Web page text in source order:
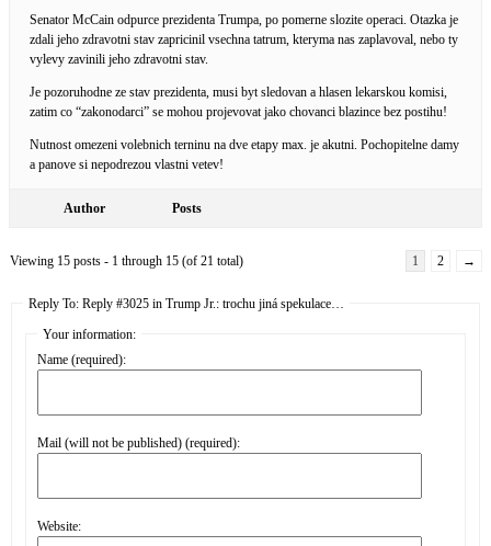
Senator McCain odpurce prezidenta Trumpa, po pomerne slozite operaci. Otazka je
zdali jeho zdravotni stav zapricinil vsechna tatrum, kteryma nas zaplavoval, nebo ty
vylevy zavinili jeho zdravotni stav.
Je pozoruhodne ze stav prezidenta, musi byt sledovan a hlasen lekarskou komisi,
zatim co “zakonodarci” se mohou projevovat jako chovanci blazince bez postihu!
Nutnost omezeni volebnich terninu na dve etapy max. je akutni. Pochopitelne damy
a panove si nepodrezou vlastni vetev!
Author Posts
Viewing 15 posts - 1 through 15 (of 21 total) 1 2 →
Reply To: Reply #3025 in Trump Jr.: trochu jiná spekulace…
Your information:
Name (required):
Mail (will not be published) (required):
Website: